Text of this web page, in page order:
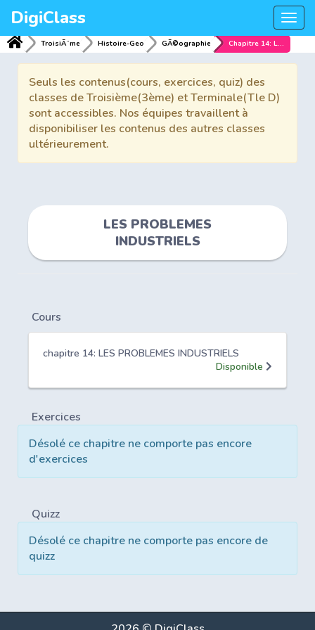
DigiClass
TroisiÃ¨me Histoire-Geo GÃ©ographie Chapitre 14: LES PROBLEMES INDUSTRIELS
Seuls les contenus(cours, exercices, quiz) des
classes de Troisième(3ème) et Terminale(Tle D)
sont accessibles. Nos équipes travaillent à
disponibiliser les contenus des autres classes
ultérieurement.
LES PROBLEMES
INDUSTRIELS
Cours
chapitre 14: LES PROBLEMES INDUSTRIELS
Disponible
Exercices
Désolé ce chapitre ne comporte pas encore
d'exercices
Quizz
Désolé ce chapitre ne comporte pas encore de
quizz